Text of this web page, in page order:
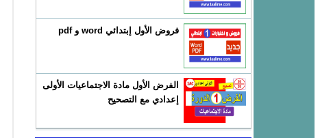
فروض الأول إبتدائي word و pdf
الفرض الأول مادة الاجتماعيات الأولى
إعدادي مع التصحيح